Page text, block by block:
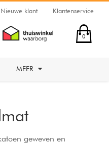
Nieuwe klant Klantenservice
0
MEER
geweven en